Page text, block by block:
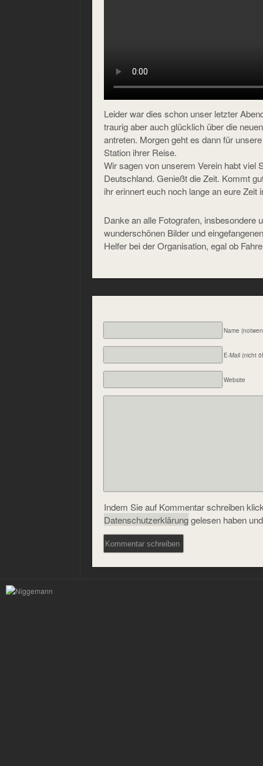
Leider war dies schon unser letzter
traurig aber auch glücklich über die
antreten. Morgen geht es dann für
Station ihrer Reise.
Wir sagen von unserem Verein habt viel
Deutschland. Genießt die Zeit. Kommt
ihr erinnert euch noch lange an eure
Danke an alle Fotografen, insbesondere
wunderschönen Bilder und
Helfer bei der Organisation, egal ob
Name
E-Mail (nicht
Website
Indem Sie auf Kommentar schreiben
Datenschutzerklärunggelesen haben